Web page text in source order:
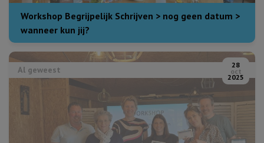
Workshop Begrijpelijk Schrijven > nog geen datum >
wanneer kun jij?
Al geweest 28
oct
2025